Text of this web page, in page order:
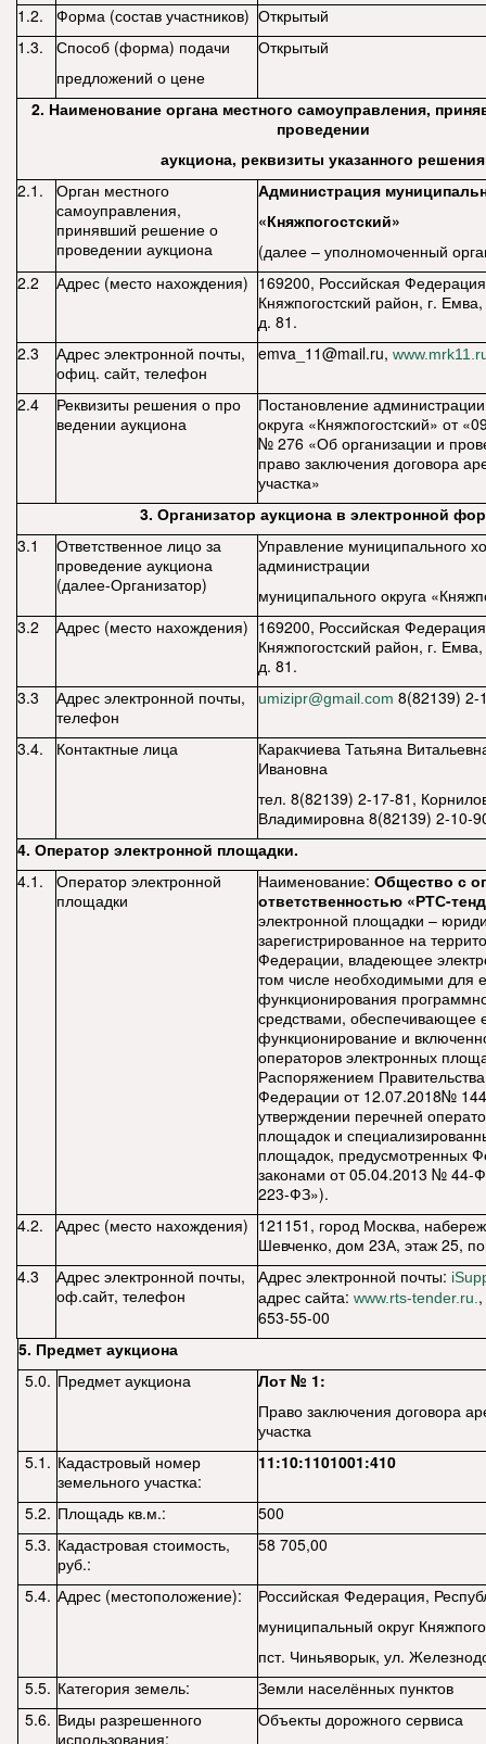
1.2.
Форма (состав участников) Открытый
1.3.
Способ (форма) подачи
предложений о цене
Открытый
2. Наименование органа местного самоуправления,
проведении
аукциона, реквизиты указанного решения
2.1.
Орган местного
самоуправления,
принявший решение о
проведении аукциона
Администрация
«Княжпогостский»
(далее – уполномоченный
2.2
Адрес (место нахождения) 169200, Российская
Княжпогостский район, г.
д. 81.
2.3
Адрес электронной почты,
офиц. сайт, телефон
emva _11@mail.ru,
2.4
Реквизиты решения о про
ведении аукциона
Постановление
округа «Княжпогостский» от
№ 276 «Об организации и
право заключения договора
участка»
3. Организатор аукциона в электронной
3.1
Ответственное лицо за
проведение аукциона
(далее-Организатор)
Управление муниципального
администрации
муниципального округа
3.2
Адрес (место нахождения) 169200, Российская
Княжпогостский район, г.
д. 81.
3.3
Адрес электронной почты,
телефон
umizipr@gmail.com 8(82139) 2-
3.4. Контактные лица
Каракчиева Татьяна
Ивановна
тел. 8(82139) 2-17-81,
Владимировна 8(82139) 2-10-
4. Оператор электронной площадки.
4.1.
Оператор электронной
площадки
Наименование: Общество с
ответственностью «РТС-
электронной площадки –
зарегистрированное на
Федерации, владеющее
том числе необходимыми для
функционирования
средствами, обеспечивающее
функционирование и
операторов электронных
Распоряжением
Федерации от 12.07.2018№
утверждении перечней
площадок и
площадок, предусмотренных
законами от 05.04.2013 № 44-
223-ФЗ»).
4.2.
Адрес (место нахождения) 121151, город Москва,
Шевченко, дом 23А, этаж 25,
4.3
Адрес электронной почты,
оф.сайт, телефон
Адрес электронной почты:
адрес сайта: www.rts-tender.ru.
653-55-00
5. Предмет аукциона
5.0. Предмет аукциона
Лот № 1:
Право заключения договора
участка
5.1. Кадастровый номер
земельного участка:
11:10:1101001:410
5.2. Площадь кв.м.:
500
5.3. Кадастровая стоимость,
руб.:
58 705,00
5.4. Адрес (местоположение):
Российская Федерация,
муниципальный округ
пст. Чиньяворык, ул.
5.5. Категория земель:
Земли населённых пунктов
5.6. Виды разрешенного
использования:
Объекты дорожного сервиса